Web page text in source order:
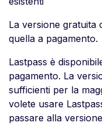
La versione gratuita
quella a pagamento.
Lastpass è
pagamento. La
sufficienti per la
volete usare
passare alla